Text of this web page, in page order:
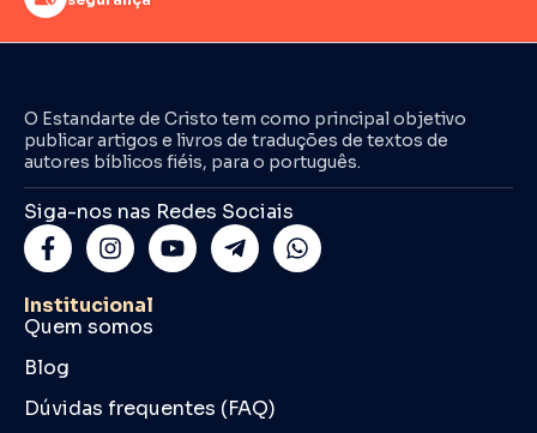
O Estandarte de Cristo tem como principal objetivo
publicar artigos e livros de traduções de textos de
autores bíblicos fiéis, para o português.
Siga-nos nas Redes Sociais
Institucional
Quem somos
Blog
Dúvidas frequentes (FAQ)